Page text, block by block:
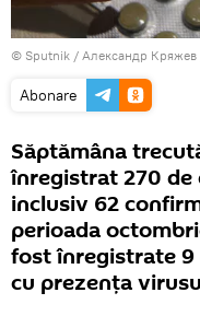
© Sputnik / Александр Кряжев
Abonare
Săptămâna
înregistrat 270 de
inclusiv 62
perioada
fost înregistrate 9
cu prezența